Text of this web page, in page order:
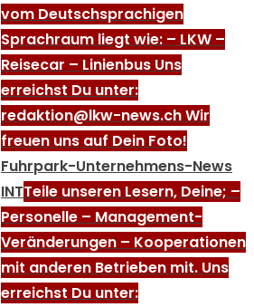
vom Deutschsprachigen
Sprachraum liegt wie: – LKW –
Reisecar – Linienbus Uns
erreichst Du unter:
redaktion@lkw-news.ch Wir
freuen uns auf Dein Foto!
Fuhrpark-Unternehmens-News
INTTeile unseren Lesern, Deine; –
Personelle – Management-
Veränderungen – Kooperationen
mit anderen Betrieben mit. Uns
erreichst Du unter: